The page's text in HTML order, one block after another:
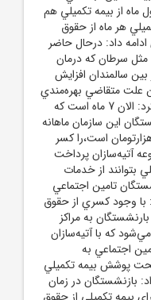
از بيمه تکميلي هم
هر ماه از حقوق
داد: درحال حاضر
مثل سرطان که درمان
بين سالمندان افزايش
علت متقاضي بهره‌مندي
از بيمه تکميلي هستند.عيوضي تأکيد کرد: الان 7 ماه است که
اين سازمان ماهانه
مربوط به بيمه تکميلي را که 213 هزارتومان است،را کسر
آتيه‌سازان پرداخت
بتوانند از خدمات
تامين اجتماعي
با وجود کسري از حقوق
به مراکز
که با آتيه‌سازان
اجتماعي به
پوشش بيمه تکميلي
بازنشستگان در زمان